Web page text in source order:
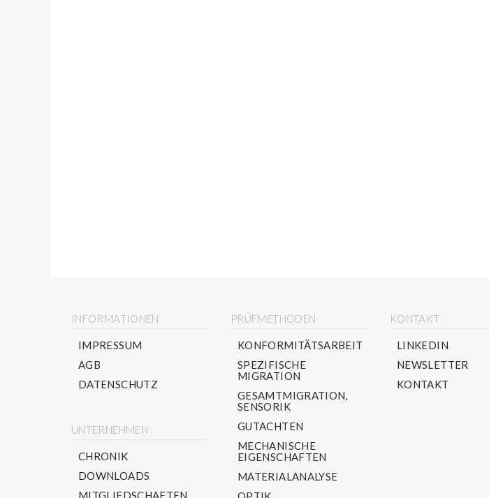
INFORMATIONEN
IMPRESSUM
AGB
DATENSCHUTZ
UNTERNEHMEN
CHRONIK
DOWNLOADS
MITGLIEDSCHAFTEN
PRÜFMETHODEN
KONFORMITÄTSARBEIT
SPEZIFISCHE
MIGRATION
GESAMTMIGRATION,
SENSORIK
GUTACHTEN
MECHANISCHE
EIGENSCHAFTEN
MATERIALANALYSE
KONTAKT
LINKEDIN
NEWSLETTER
KONTAKT